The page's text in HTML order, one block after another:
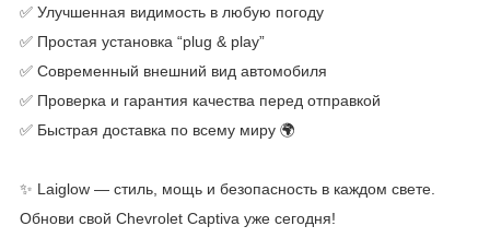
✅ Улучшенная видимость в любую погоду
✅ Простая установка “plug & play”
✅ Современный внешний вид автомобиля
✅ Проверка и гарантия качества перед отправкой
✅ Быстрая доставка по всему миру 🌍
✨ Laiglow — стиль, мощь и безопасность в каждом свете.
Обнови свой Chevrolet Captiva уже сегодня!